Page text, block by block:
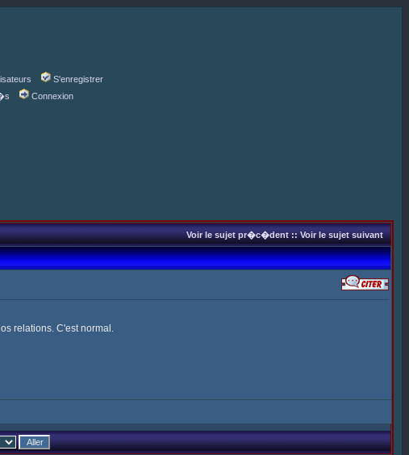
S'enregistrer
Connexion
Voir le sujet pr�c�dent::Voir le sujet suivant
relations. C'est normal.